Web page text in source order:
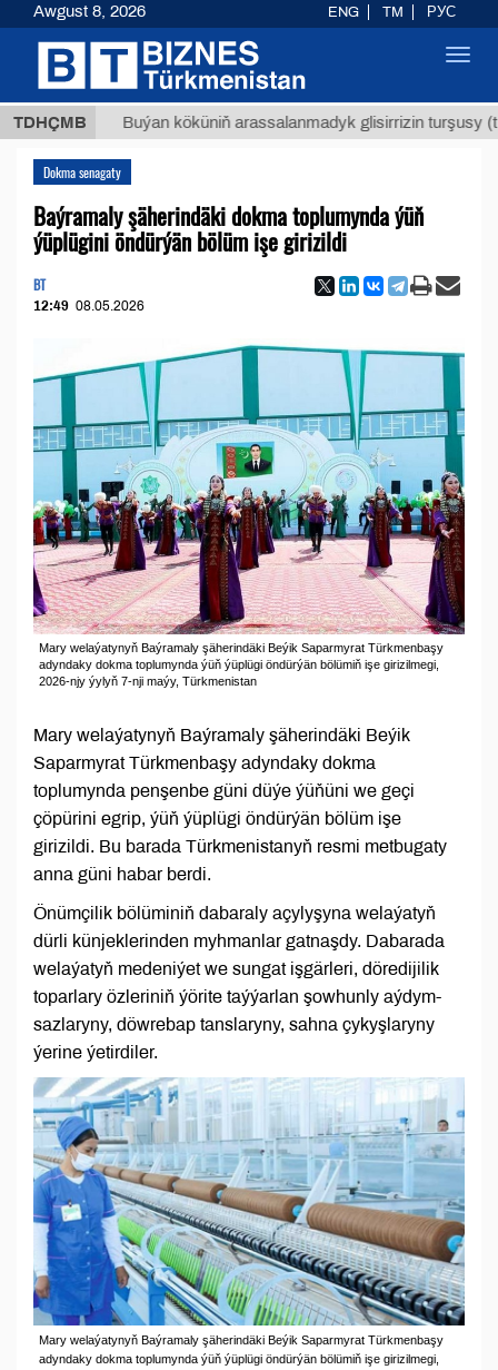
TDHÇMBBuýan köküniň arassalanmadyk glisirrizin turşusy (t.)
Dokma senagaty
Baýramaly şäherindäki dokma toplumynda ýüň
ýüplügini öndürýän bölüm işe girizildi
BT
12:49 08.05.2026
Mary welaýatynyň Baýramaly şäherindäki Beýik Saparmyrat Türkmenbaşy
adyndaky dokma toplumynda ýüň ýüplügi öndürýän bölümiň işe girizilmegi,
2026-njy ýylyň 7-nji maýy, Türkmenistan
Mary welaýatynyň Baýramaly şäherindäki Beýik
Saparmyrat Türkmenbaşy adyndaky dokma
toplumynda penşenbe güni düýe ýüňüni we geçi
çöpürini egrip, ýüň ýüplügi öndürýän bölüm işe
girizildi. Bu barada Türkmenistanyň resmi metbugaty
anna güni habar berdi.
Önümçilik bölüminiň dabaraly açylyşyna welaýatyň
dürli künjeklerinden myhmanlar gatnaşdy. Dabarada
welaýatyň medeniýet we sungat işgärleri, döredijilik
toparlary özleriniň ýörite taýýarlan şowhunly aýdym-
sazlaryny, döwrebap tanslaryny, sahna çykyşlaryny
ýerine ýetirdiler.
Mary welaýatynyň Baýramaly şäherindäki Beýik Saparmyrat Türkmenbaşy
adyndaky dokma toplumynda ýüň ýüplügi öndürýän bölümiň işe girizilmegi,
Awgust 8, 2026 ENG TM РУС